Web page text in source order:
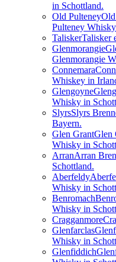
in Schottland.
Old Pulteney
Pulteney
TaliskerTalisker
Glenmorangie
Glenmorangie
Connemara
Whiskey in
Glengoyne
Whisky in
SlyrsSlyrs
Bayern.
Glen GrantGlen
Whisky in
ArranArran
Schottland.
Aberfeldy
Whisky in
Benromach
Whisky in
Cragganmore
Glenfarclas
Whisky in
Glenfiddich